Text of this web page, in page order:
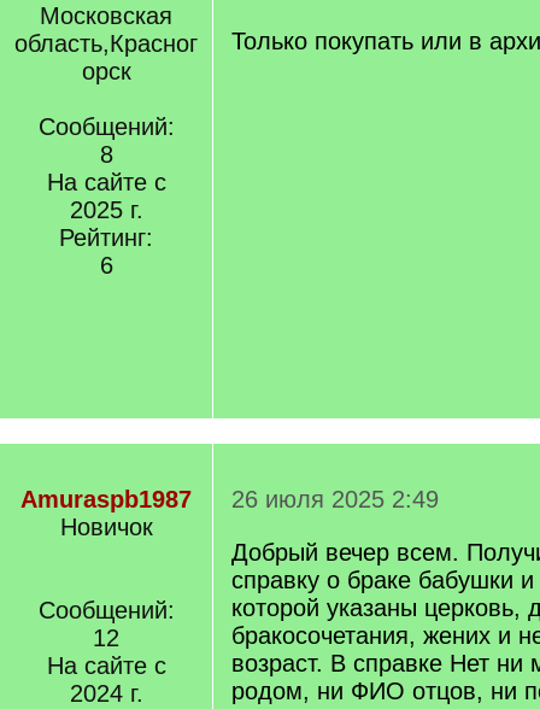
Московская
область,Красног
орск
Сообщений:
8
На сайте с
2025 г.
Рейтинг:
6
Только покупать или в
Amuraspb1987
Новичок
Сообщений:
12
На сайте с
2024 г.
26 июля 2025 2:49
Добрый вечер всем.
справку о браке бабушки
которой указаны церковь,
бракосочетания, жених и
возраст. В справке Нет ни
родом, ни ФИО отцов, ни